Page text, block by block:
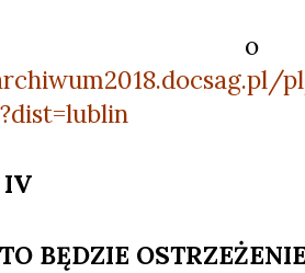
BĘDZIE